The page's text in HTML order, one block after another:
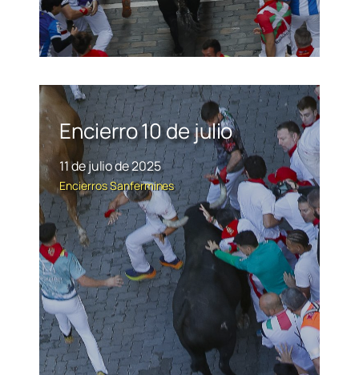
Encierro 10 de julio
11 de julio de 2025
Encierros Sanfermines